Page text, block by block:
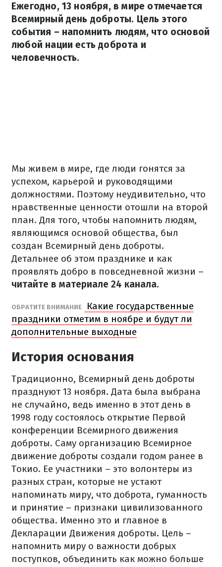
Ежегодно, 13 ноября, в мире отмечается
Всемирный день доброты. Цель этого
события – напомнить людям, что основой
любой нации есть доброта и
человечность.
Мы живем в мире, где люди гонятся за
успехом, карьерой и руководящими
должностями. Поэтому неудивительно, что
нравственные ценности отошли на второй
план. Для того, чтобы напомнить людям,
являющимся основой общества, был
создан Всемирный день доброты.
Детальнее об этом празднике и как
проявлять добро в повседневной жизни –
читайте в материале 24 канала.
ОБРАТИТЕ ВНИМАНИЕ
Какие государственные
праздники отметим в ноябре и будут ли
дополнительные выходные
История основания
Традиционно, Всемирный день доброты
празднуют 13 ноября. Дата была выбрана
не случайно, ведь именно в этот день в
1998 году состоялось открытие Первой
конференции Всемирного движения
доброты. Саму организацию Всемирное
движение доброты создали годом ранее в
Токио. Ее участники – это волонтеры из
разных стран, которые не устают
напоминать миру, что доброта, гуманность
и принятие – признаки цивилизованного
общества. Именно это и главное в
Декларации Движения доброты. Цель –
напомнить миру о важности добрых
поступков, объединить как можно больше